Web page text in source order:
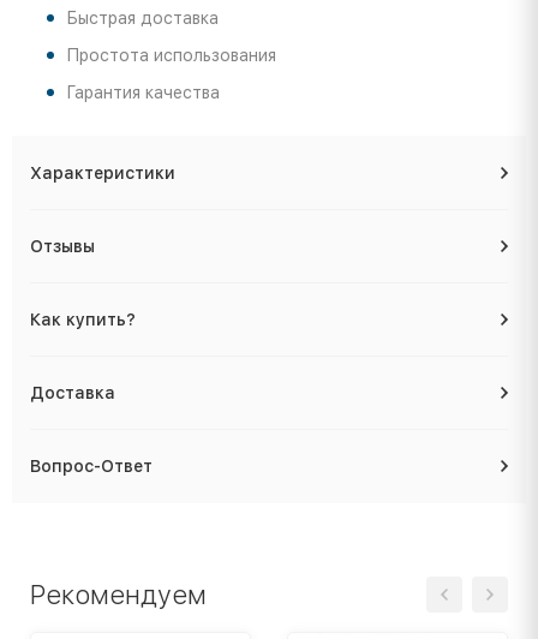
Быстрая доставка
Простота использования
Гарантия качества
Характеристики
Отзывы
Как купить?
Доставка
Вопрос-Ответ
Рекомендуем